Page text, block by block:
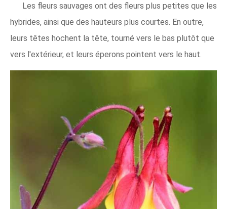
Les fleurs sauvages ont des fleurs plus petites que les
hybrides, ainsi que des hauteurs plus courtes. En outre,
leurs têtes hochent la tête, tourné vers le bas plutôt que
vers l'extérieur, et leurs éperons pointent vers le haut.